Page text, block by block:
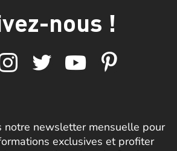
nous !
notre newsletter mensuelle pour
exclusives et profiter